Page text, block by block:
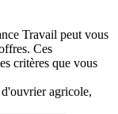
Travail peut vous
Ces
critères que vous
agricole,